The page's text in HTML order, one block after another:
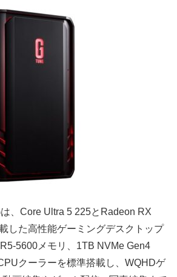
、Core Ultra 5 225とRadeon RX
した高性能ゲーミングデスクトップ
5600メモリ、1TB NVMe Gen4
クーラーを標準搭載し、WQHDゲ